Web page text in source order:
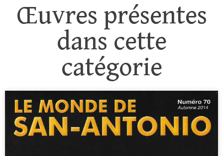
Œuvres présentes
dans cette
catégorie